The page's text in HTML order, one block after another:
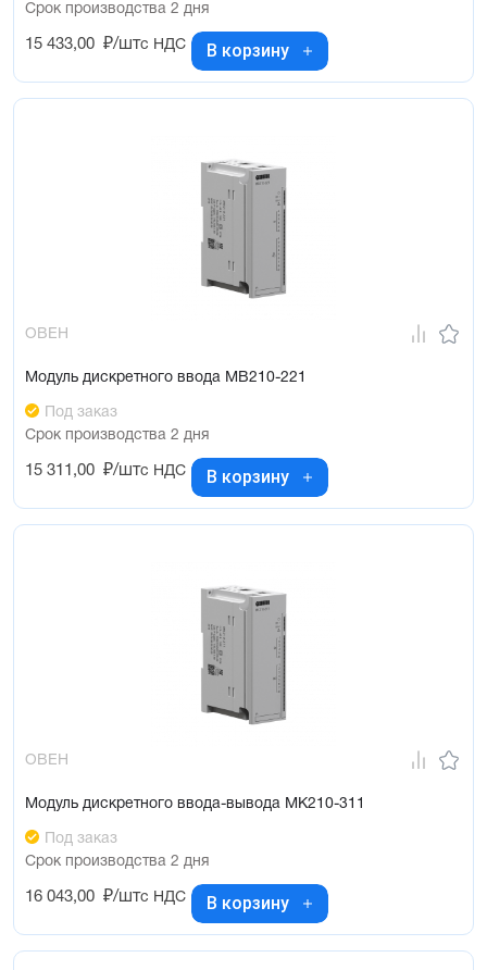
Срок производства 2 дня
15 433,00 ₽/штс НДС В корзину
ОВЕН
Модуль дискретного ввода МВ210-221
Под заказ
Срок производства 2 дня
15 311,00 ₽/штс НДС В корзину
ОВЕН
Модуль дискретного ввода-вывода МК210-311
Под заказ
Срок производства 2 дня
16 043,00 ₽/штс НДС В корзину